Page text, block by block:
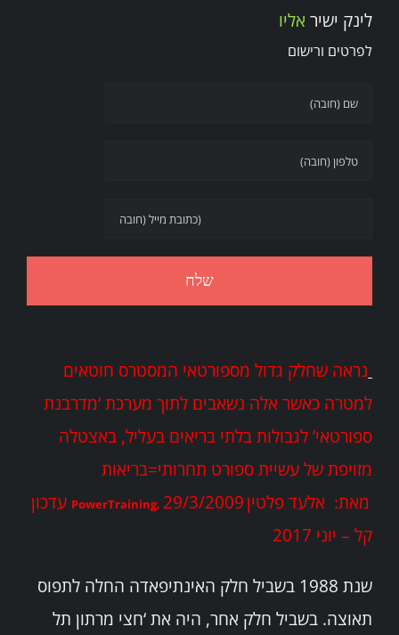
לינק ישיר אליו
לפרטים ורישום
נראה שחלק גדול מספורטאי המסטרס חוטאים
למטרה כאשר אלה נשאבים לתוך מערכת ‘מדרבנת
ספורטאי’ לגבולות בלתי בריאים בעליל, באצטלה
מזויפת של עשיית ספורט תחרותי=בריאות
מאת: אלעד פלטין
29/3/2009 עדכון
קל – יוני 2017
שנת 1988 בשביל חלק האינתיפאדה החלה לתפוס
תאוצה. בשביל חלק אחר, היה את ‘חצי מרתון תל